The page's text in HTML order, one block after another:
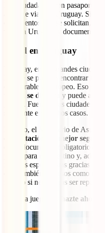
Los ciudadanos con pasaporte
antes de viajar a Uruguay. Si
documentos que se solicitan, no
viajar a Uruguay y documentos
Salud en Uruguay
Uruguay, en las grandes
las que se pueden encontrar
equiparable al europeo. Eso sí,
turista se dispara
y puede
graves. Fuera de las ciudades
suficiente en muchos casos.
Por ello, el Ministerio de
contratación del mejor seguro
es un documento obligatorio), el
póliza para este destino y,
mejores especialistas gracias a
de ti también en casos como
incluso si necesitaras ser
No te la juegues y
hazte ahora